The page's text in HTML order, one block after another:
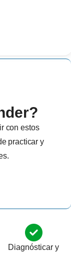
con estos
practicar y
Diagnósticar y